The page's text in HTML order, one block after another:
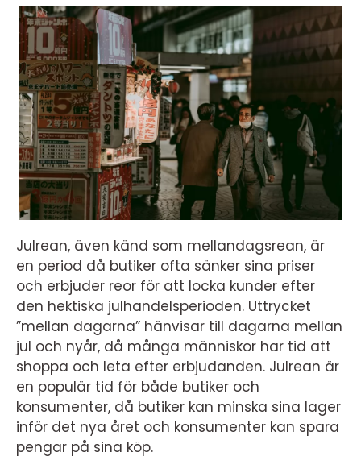
Julrean, även känd som mellandagsrean, är
en period då butiker ofta sänker sina priser
och erbjuder reor för att locka kunder efter
den hektiska julhandelsperioden. Uttrycket
”mellan dagarna” hänvisar till dagarna mellan
jul och nyår, då många människor har tid att
shoppa och leta efter erbjudanden. Julrean är
en populär tid för både butiker och
konsumenter, då butiker kan minska sina lager
inför det nya året och konsumenter kan spara
pengar på sina köp.